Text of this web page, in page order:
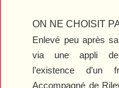
ON NE CHOISIT
Enlevé peu après
via une appli de
l’existence
Accompagné de